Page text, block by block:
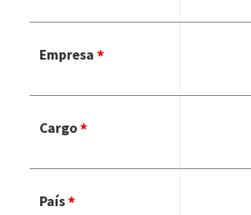
Empresa
Cargo
País